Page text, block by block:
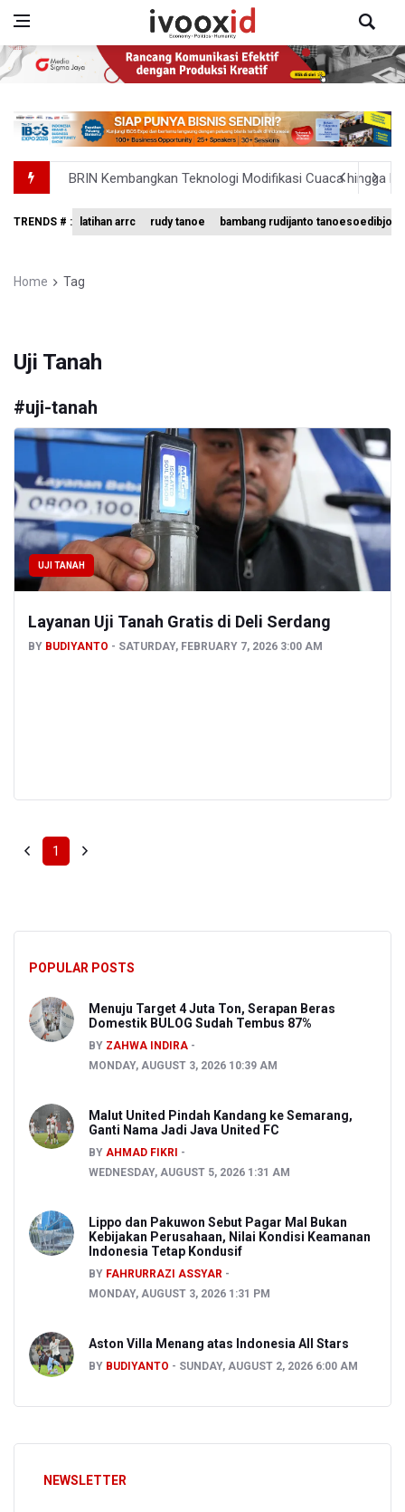
BRIN Kembangkan Teknologi Modifikasi Cuaca hingga
KPK Minta Bambang Rudijanto Tanoesoedibjo
BRIN Sebut Teknologi ANG Berpotensi Hemat Subsidi
TRENDS # : latihan arrc rudy tanoe bambang rudijanto tanoesoedibjo
Home Tag
Uji Tanah
#uji-tanah
UJI TANAH
Layanan Uji Tanah Gratis di Deli Serdang
BY BUDIYANTO SATURDAY, FEBRUARY 7, 2026 3:00 AM
1
POPULAR POSTS
Menuju Target 4 Juta Ton, Serapan Beras
Domestik BULOG Sudah Tembus 87%
BY ZAHWA INDIRA
MONDAY, AUGUST 3, 2026 10:39 AM
Malut United Pindah Kandang ke Semarang,
Ganti Nama Jadi Java United FC
BY AHMAD FIKRI
WEDNESDAY, AUGUST 5, 2026 1:31 AM
Lippo dan Pakuwon Sebut Pagar Mal Bukan
Kebijakan Perusahaan, Nilai Kondisi Keamanan
Indonesia Tetap Kondusif
BY FAHRURRAZI ASSYAR
MONDAY, AUGUST 3, 2026 1:31 PM
Aston Villa Menang atas Indonesia All Stars
BY BUDIYANTO SUNDAY, AUGUST 2, 2026 6:00 AM
NEWSLETTER